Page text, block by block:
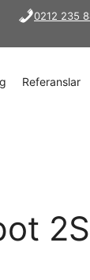
0212 235
Referanslar